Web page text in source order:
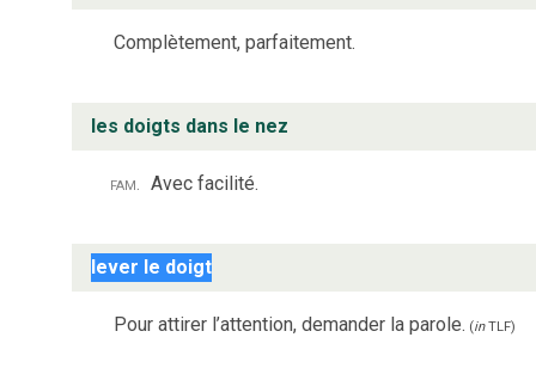
Complètement, parfaitement.
les doigts dans le nez
fam. Avec facilité.
lever le doigt
Pour attirer l’attention, demander la parole. (inTLF)